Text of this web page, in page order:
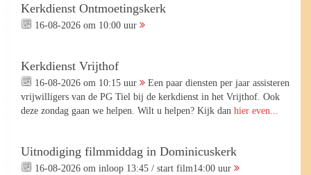
Kerkdienst Ontmoetingskerk
16-08-2026 om 10:00 uur
Kerkdienst Vrijthof
16-08-2026 om 10:15 uur
Een paar diensten per jaar assisteren
vrijwilligers van de PG Tiel bij de kerkdienst in het Vrijthof. Ook
deze zondag gaan we helpen. Wilt u helpen? Kijk dan hier even...
Uitnodiging filmmiddag in Dominicuskerk
16-08-2026 om inloop 13:45 / start film14:00 uur